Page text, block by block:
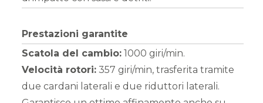
Prestazioni garantite
Scatola del cambio: 1000 giri/min.
Velocità rotori: 357 giri/min, trasferita tramite
due cardani laterali e due riduttori laterali.